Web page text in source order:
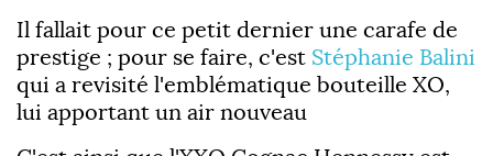
Il fallait pour ce petit dernier une carafe de
prestige ; pour se faire, c'est Stéphanie Balini
qui a revisité l'emblématique bouteille XO,
lui apportant un air nouveau